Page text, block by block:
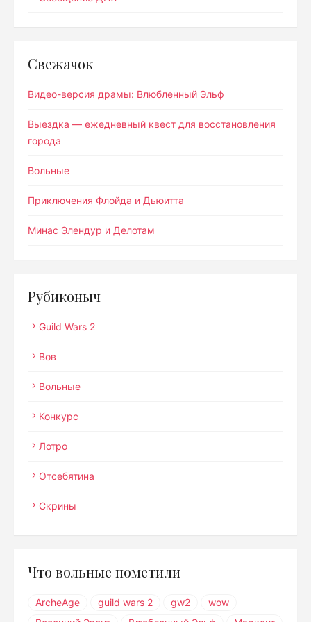
Свежачок
Видео-версия драмы: Влюбленный Эльф
Выездка — ежедневный квест для восстановления
города
Вольные
Приключения Флойда и Дьюитта
Минас Элендур и Делотам
Рубиконыч
Guild Wars 2
Вов
Вольные
Конкурс
Лотро
Отсебятина
Скрины
Что вольные пометили
ArcheAge guild wars 2 gw2
wow